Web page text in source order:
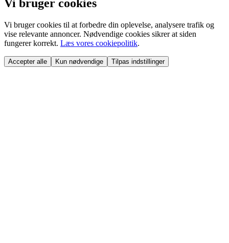
Vi bruger cookies
Vi bruger cookies til at forbedre din oplevelse, analysere trafik og
vise relevante annoncer. Nødvendige cookies sikrer at siden
fungerer korrekt. Læs vores cookiepolitik.
Accepter alle Kun nødvendige Tilpas indstillinger